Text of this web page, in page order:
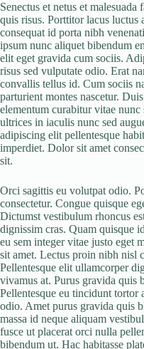
Senectus et netus et
quis risus. Porttitor lacus luctus
consequat id porta nibh
ipsum nunc aliquet bibendum
elit eget gravida cum sociis.
risus sed vulputate odio. Erat
convallis tellus id. Cum sociis
parturient montes nascetur.
elementum curabitur vitae
ultrices in iaculis nunc sed
adipiscing elit pellentesque
imperdiet. Dolor sit amet
sit.
Orci sagittis eu volutpat odio.
consectetur. Congue quisque
Dictumst vestibulum rhoncus
dignissim cras. Quam quisque
eu sem integer vitae justo eget
sit amet. Lectus proin nibh nisl
Pellentesque elit ullamcorper
vivamus at. Purus gravida quis
Pellentesque eu tincidunt
odio. Amet purus gravida quis
massa id neque aliquam
fusce ut placerat orci nulla
bibendum ut. Hac habitasse